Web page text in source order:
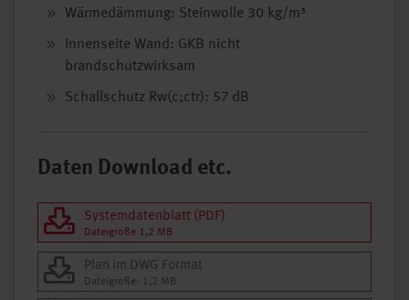
Wärmedämmung: Steinwolle 30 kg/m³
Innenseite Wand: GKB nicht
brandschutzwirksam
Schallschutz Rw(c;ctr): 57 dB
Daten Download etc.
Systemdatenblatt (PDF)
Dateigröße 1,2 MB
Plan im DWG Format
Dateigröße: 1,2 MB